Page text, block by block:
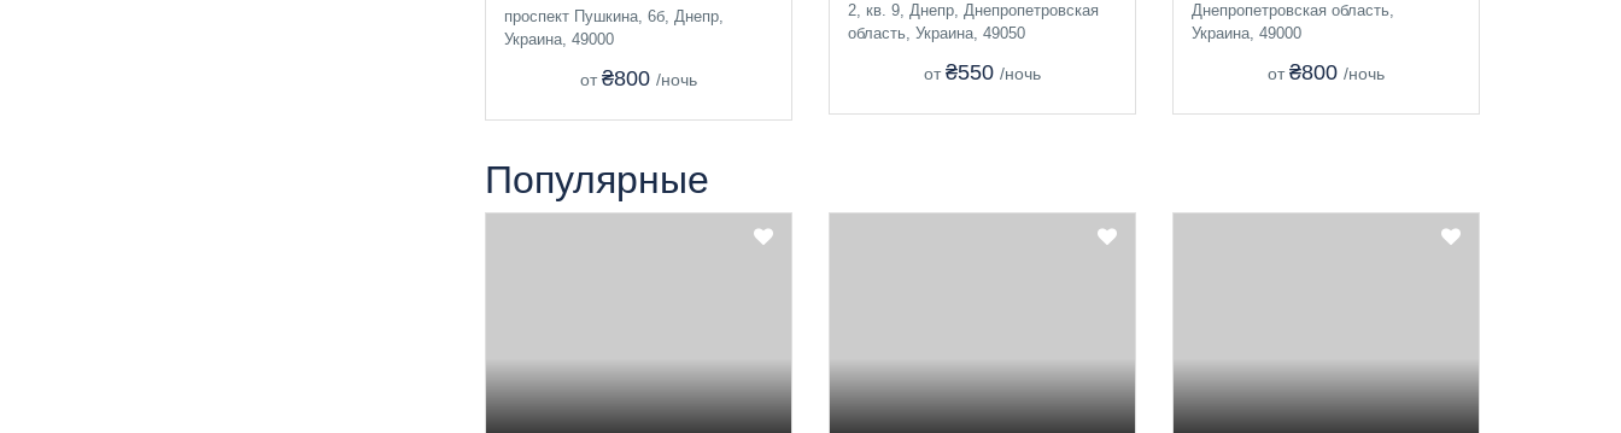
проспект Пушкина, 6б, Днепр,
Украина, 49000
от ₴800 /ночь
2, кв. 9, Днепр, Днепропетровская
область, Украина, 49050
от ₴550 /ночь
Днепропетровская область,
Украина, 49000
от ₴800 /ночь
Популярные